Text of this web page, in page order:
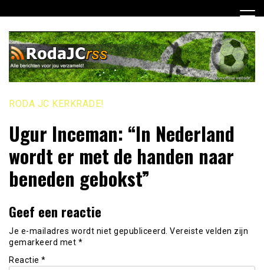
naar
inhoud
RODA JC KERKRADE!
Ugur Inceman: “In Nederland
wordt er met de handen naar
beneden gebokst”
Geef een reactie
Je e-mailadres wordt niet gepubliceerd. Vereiste velden zijn
gemarkeerd met *
Reactie *